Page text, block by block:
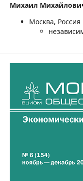
Михаил
Москва, Россия